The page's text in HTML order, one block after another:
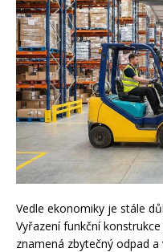
Vedle ekonomiky je stále
Vyřazení funkční
znamená zbytečný odpad